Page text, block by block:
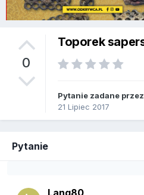
0
Toporek
Pytanie zadane przez
21 Lipiec 2017
Pytanie